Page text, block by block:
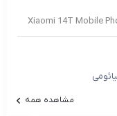
Xiaomi 14T Mobile
مشاهده همه